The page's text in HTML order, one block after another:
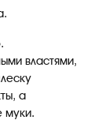
властями,
а
муки.